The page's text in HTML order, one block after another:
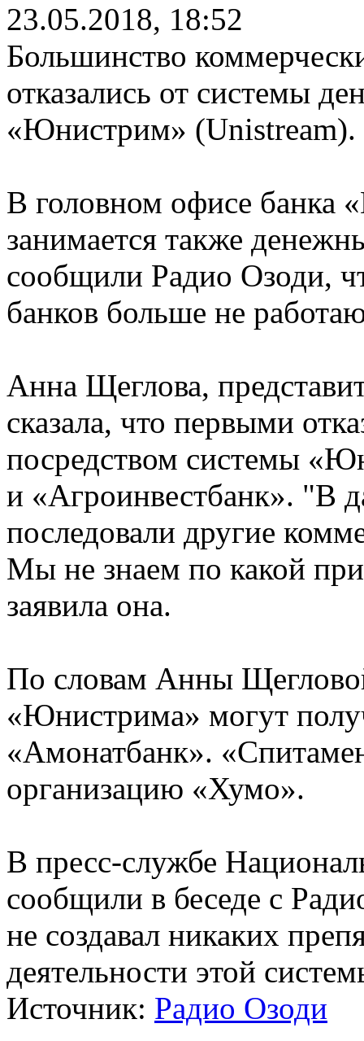
23.05.2018, 18:52
Большинство
отказались от системы
«Юнистрим» (Unistream).
В головном офисе банка
занимается также
сообщили Радио Озоди,
банков больше не
Анна Щеглова,
сказала, что первыми
посредством системы
и «Агроинвестбанк». "В
последовали другие
Мы не знаем по какой
заявила она.
По словам Анны
«Юнистрима» могут
«Амонатбанк».
организацию «Хумо».
В пресс-службе
сообщили в беседе с
не создавал никаких
деятельности этой
Источник: Радио Озоди